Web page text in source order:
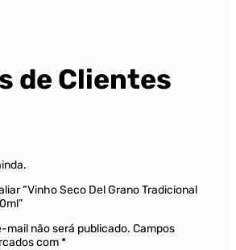
de Clientes
“Vinho Seco Del Grano Tradicional
mail não será publicado. Campos
com*